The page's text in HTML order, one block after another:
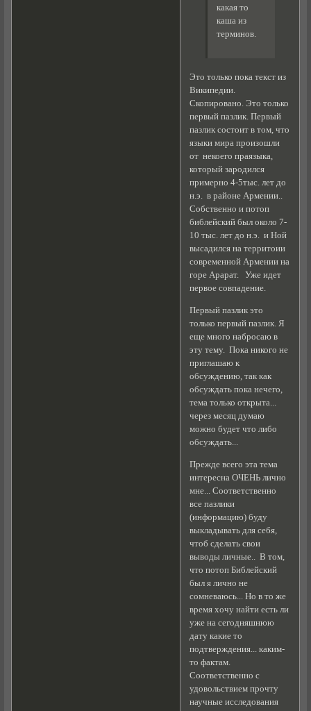
какая то
каша из
терминов.
Это только пока текст из
Википедии.
Скопировано. Это только
первый пазлик. Первый
пазлик состоит в том, что
языки мира произошли
от некоего праязыка,
который зародился
примерно 4-5тыс. лет до
н.э. в районе Армении..
Собственно и потоп
библейский был около 7-
10 тыс. лет до н.э. и Ной
высадился на территоии
современной Армении на
горе Арарат. Уже идет
первое совпадение.
Первый пазлик это
только первый пазлик. Я
еще много набросаю в
эту тему. Пока никого не
приглашаю к
обсуждению, так как
обсуждать пока нечего,
тема только открыта...
через месяц думаю
можно будет что либо
обсуждать...
Прежде всего эта тема
интересна ОЧЕНЬ лично
мне... Соответственно
все пазлики
(информацию) буду
выкладывать для себя,
чтоб сделать свои
выводы личные.. В том,
что потоп Библейский
был я лично не
сомневаюсь... Но в то же
время хочу найти есть ли
уже на сегодняшнюю
дату какие то
подтверждения... каким-
то фактам.
Соответственно с
удовольствием прочту
научные исследования